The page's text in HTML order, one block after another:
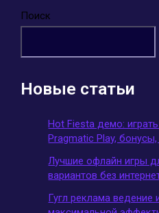
Поиск
Новые статьи
Hot Fiesta демо:
Pragmatic Play,
Лучшие офлайн игры
вариантов без
Гугл реклама ведение